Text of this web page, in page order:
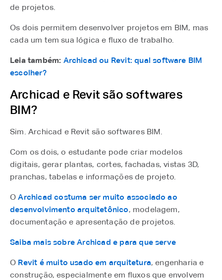
de projetos.
Os dois permitem desenvolver projetos em BIM, mas
cada um tem sua lógica e fluxo de trabalho.
Leia também: Archicad ou Revit: qual software BIM
escolher?
Archicad e Revit são softwares
BIM?
Sim. Archicad e Revit são softwares BIM.
Com os dois, o estudante pode criar modelos
digitais, gerar plantas, cortes, fachadas, vistas 3D,
pranchas, tabelas e informações de projeto.
OArchicad costuma ser muito associado ao
desenvolvimento arquitetônico, modelagem,
documentação e apresentação de projetos.
Saiba mais sobre Archicad e para que serve
O Revit é muito usado em arquitetura, engenharia e
construção, especialmente em fluxos que envolvem